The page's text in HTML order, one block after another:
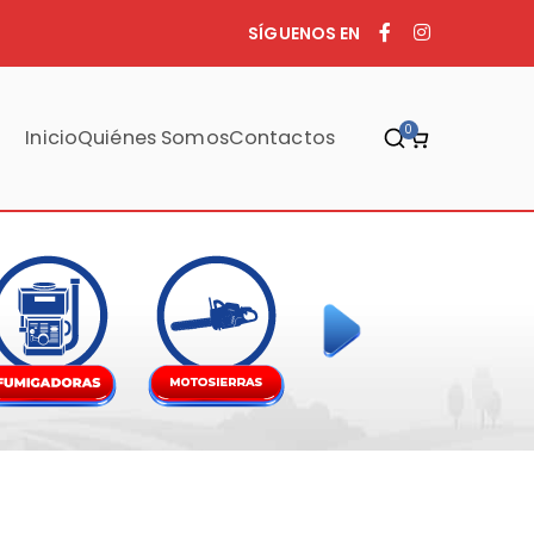
SÍGUENOS EN
InicioQuiénes SomosContactos 0